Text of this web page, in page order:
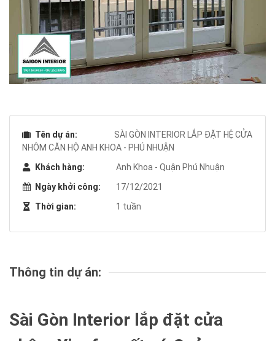
Tên dự án:
SÀI GÒN INTERIOR LẮP ĐẶT HỆ CỬA
NHÔM CĂN HỘ ANH KHOA - PHÚ NHUẬN
Khách hàng:
Anh Khoa - Quận Phú Nhuận
Ngày khởi công:
17/12/2021
Thời gian:
1 tuần
Thông tin dự án:
Sài Gòn Interior lắp đặt cửa